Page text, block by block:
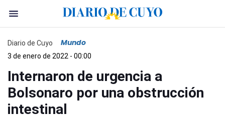
Diario de Cuyo Mundo
3 de enero de 2022 - 00:00
Internaron de urgencia a
Bolsonaro por una obstrucción
intestinal